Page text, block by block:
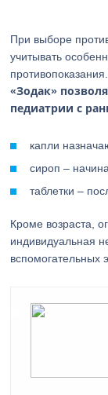
При выборе
учитывать
противопоказания.
«Зодак»
педиатрии с
капли
сироп –
таблетки –
Кроме возраста,
индивидуальная
вспомогательных